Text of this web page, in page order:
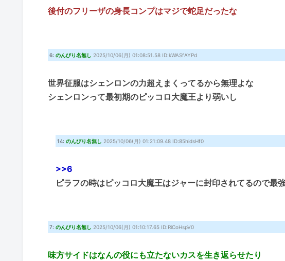
後付のフリーザの身長コンプはマジで蛇足だったな
6: のんびり名無し 2025/10/06(月) 01:08:51.58 ID:kWASfAYPd
世界征服はシェンロンの力超えまくってるから無理よな
シェンロンって最初期のピッコロ大魔王より弱いし
14: のんびり名無し 2025/10/06(月) 01:21:09.48 ID:85hidsHf0
>>6
ピラフの時はピッコロ大魔王はジャーに封印されてるので最
7: のんびり名無し 2025/10/06(月) 01:10:17.65 ID:RiCoHspV0
味方サイドはなんの役にも立たないカスを生き返らせたり